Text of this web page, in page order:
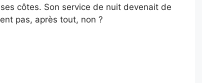
côtes. Son service de nuit devenait de
pas, après tout, non ?